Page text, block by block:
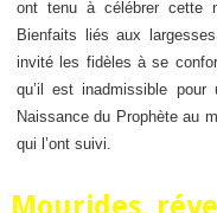
ont tenu à célébrer cette
Bienfaits liés aux
invité les fidèles à se
qu’il est inadmissible
Naissance du Prophète au
qui l’ont suivi.